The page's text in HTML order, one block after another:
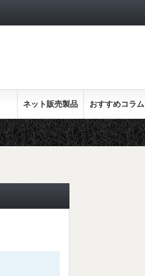
ネット販売製品 おすすめコラム